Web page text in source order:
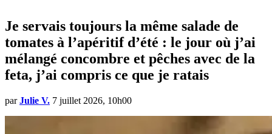
Je servais toujours la même salade de
tomates à l’apéritif d’été : le jour où j’ai
mélangé concombre et pêches avec de la
feta, j’ai compris ce que je ratais
par Julie V. 7 juillet 2026, 10h00